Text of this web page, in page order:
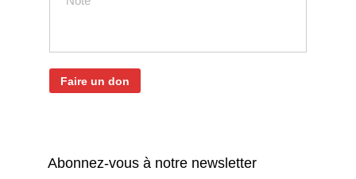
Faire un don
Abonnez-vous à notre newsletter